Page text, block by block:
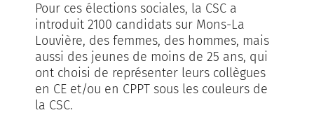
Pour ces élections sociales, la CSC a
introduit 2100 candidats sur Mons-La
Louvière, des femmes, des hommes, mais
aussi des jeunes de moins de 25 ans, qui
ont choisi de représenter leurs collègues
en CE et/ou en CPPT sous les couleurs de
la CSC.